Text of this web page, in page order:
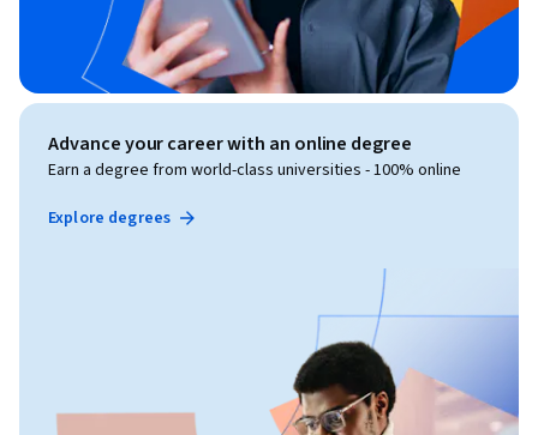
Advance your career with an online degree
Earn a degree from world-class universities - 100% online
Explore degrees